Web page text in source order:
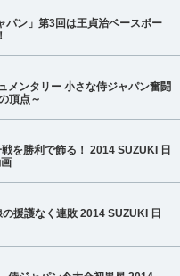
パン」第3回は王貞治ベースボー
メンタリー 小さな侍ジャパン奮闘
頂点～
を勝利で飾る！ 2014 SUZUKI 日
援護なく連敗 2014 SUZUKI 日